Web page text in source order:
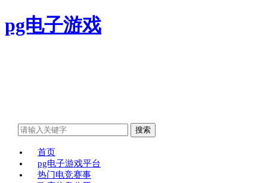
pg电子游戏
首页
pg电子游戏平台
热门电竞赛事